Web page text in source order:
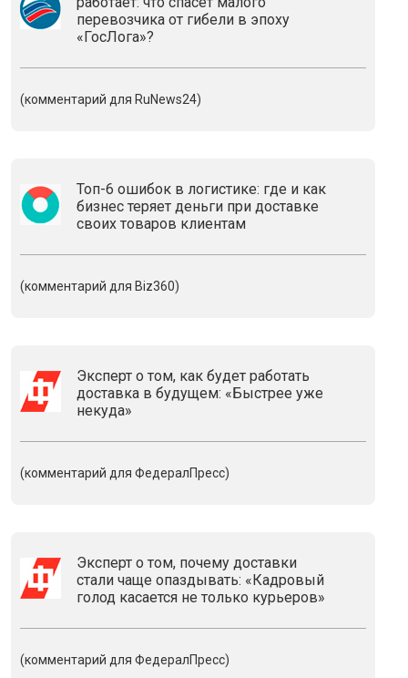
перевозчика от гибели в эпоху
«ГосЛога»?
(комментарий для RuNews24)
Топ-6 ошибок в логистике: где и как
бизнес теряет деньги при доставке
своих товаров клиентам
(комментарий для Biz360)
Эксперт о том, как будет работать
доставка в будущем: «Быстрее уже
некуда»
(комментарий для ФедералПресс)
Эксперт о том, почему доставки
стали чаще опаздывать: «Кадровый
голод касается не только курьеров»
(комментарий для ФедералПресс)